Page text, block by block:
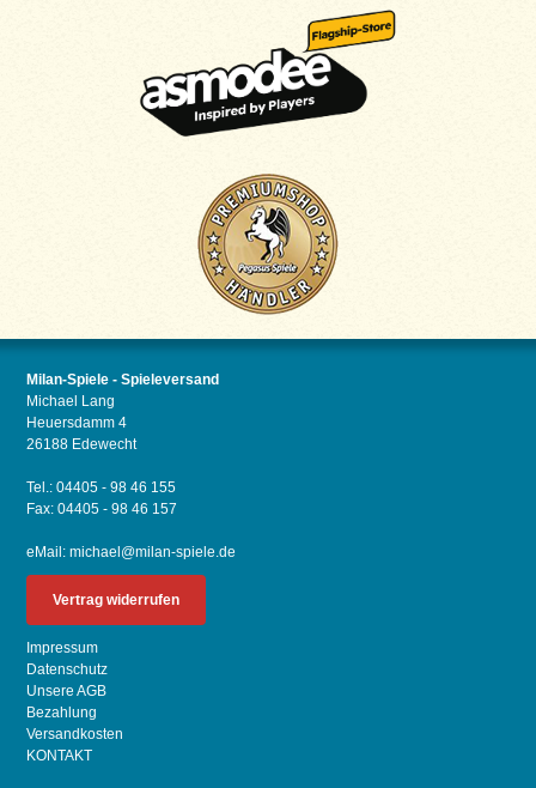
Milan-Spiele - Spieleversand
Michael Lang
Heuersdamm 4
26188 Edewecht
Tel.: 04405 - 98 46 155
Fax: 04405 - 98 46 157
eMail:michael@milan-spiele.de
Vertrag widerrufen
Impressum
Datenschutz
Unsere AGB
Bezahlung
Versandkosten
KONTAKT